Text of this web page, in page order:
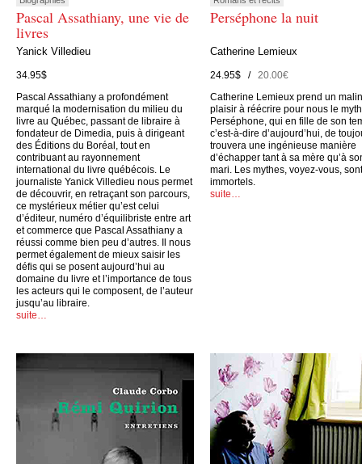
Pascal Assathiany, une vie de
livres
Yanick Villedieu
34.95$
Pascal Assathiany a profondément
marqué la modernisation du milieu du
livre au Québec, passant de libraire à
fondateur de Dimedia, puis à dirigeant
des Éditions du Boréal, tout en
contribuant au rayonnement
international du livre québécois. Le
journaliste Yanick Villedieu nous permet
de découvrir, en retraçant son parcours,
ce mystérieux métier qu’est celui
d’éditeur, numéro d’équilibriste entre art
et commerce que Pascal Assathiany a
réussi comme bien peu d’autres. Il nous
permet également de mieux saisir les
défis qui se posent aujourd’hui au
domaine du livre et l’importance de tous
les acteurs qui le composent, de l’auteur
jusqu’au libraire.
suite…
Perséphone la nuit
Catherine Lemieux
24.95$ /20.00€
Catherine Lemieux prend un malin
plaisir à réécrire pour nous le
Perséphone, qui en fille de son
c’est-à-dire d’aujourd’hui, de
trouvera une ingénieuse manière
d’échapper tant à sa mère qu’à
mari. Les mythes, voyez-vous, sont
immortels.
suite…